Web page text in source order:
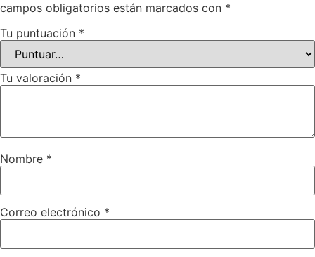
campos obligatorios están marcados con *
Tu puntuación *
Tu valoración *
Nombre *
Correo electrónico *